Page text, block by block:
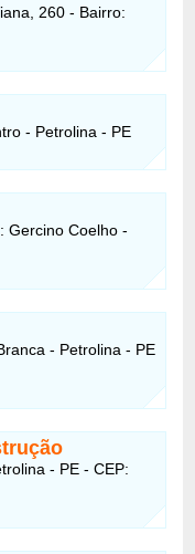
260 - Bairro:
- Petrolina - PE
Gercino Coelho -
- Petrolina - PE
- PE - CEP: